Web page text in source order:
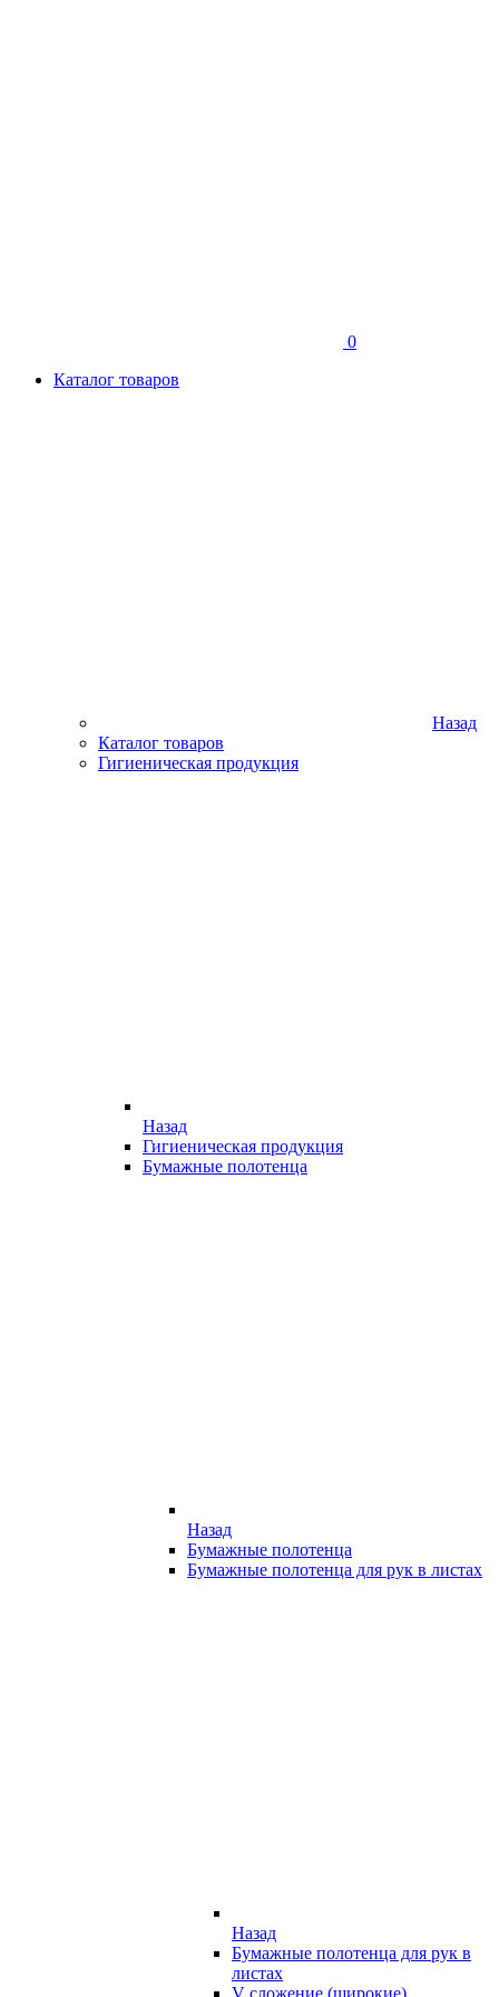
0
Каталог товаров
Назад
Каталог товаров
Гигиеническая продукция
Назад
Гигиеническая продукция
Бумажные полотенца
Назад
Бумажные полотенца
Бумажные полотенца для рук в листах
Назад
Бумажные полотенца для рук в
листах
V сложение (широкие)